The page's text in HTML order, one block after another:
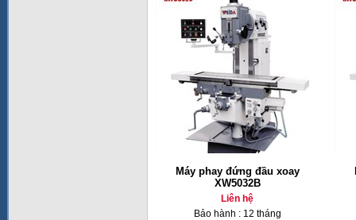
Máy phay đứng đầu xoay
XW5032B
Liên hệ
Bảo hành : 12 tháng